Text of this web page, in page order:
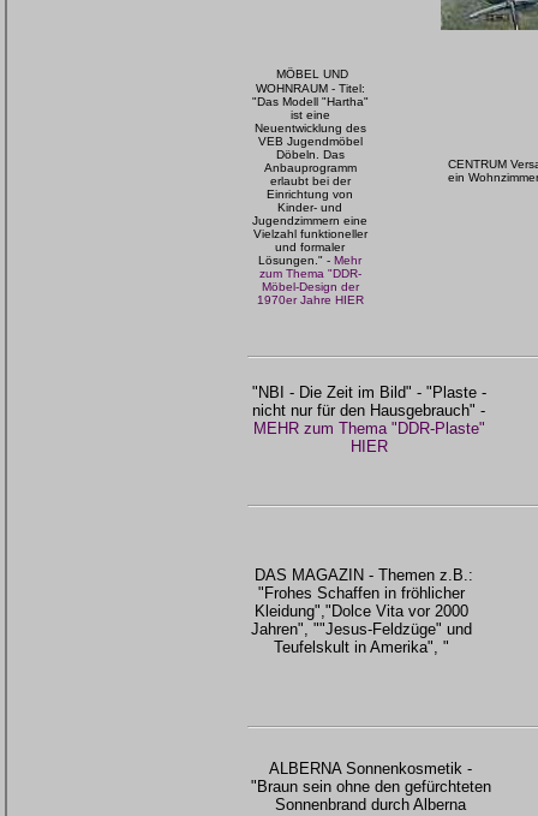
MÖBEL UND
WOHNRAUM - Titel:
"Das Modell "Hartha"
ist eine
Neuentwicklung des
VEB Jugendmöbel
Döbeln. Das
Anbauprogramm
erlaubt bei der
Einrichtung von
Kinder- und
Jugendzimmern eine
Vielzahl funktioneller
und formaler
Lösungen." -Mehr
zum Thema "DDR-
Möbel-Design der
1970er Jahre HIER
CENTRUM
ein
"NBI - Die Zeit im Bild" - "Plaste -
nicht nur für den Hausgebrauch" -
MEHR zum Thema "DDR-Plaste"
HIER
DAS MAGAZIN - Themen z.B.:
"Frohes Schaffen in fröhlicher
Kleidung","Dolce Vita vor 2000
Jahren", ""Jesus-Feldzüge" und
Teufelskult in Amerika", "
ALBERNA Sonnenkosmetik -
"Braun sein ohne den gefürchteten
Sonnenbrand durch Alberna